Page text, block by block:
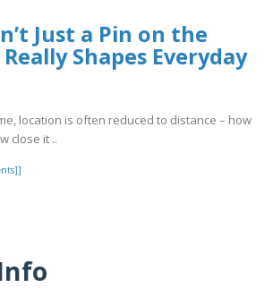
Just a Pin on the
Shapes Everyday
location is often reduced to distance – how
close it ..